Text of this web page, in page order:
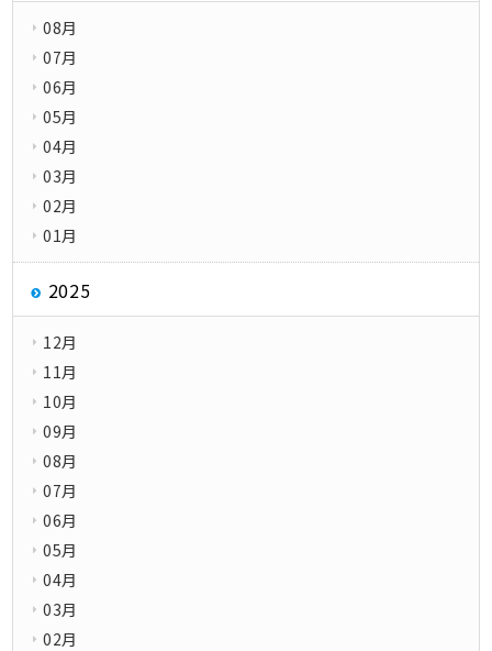
08月
07月
06月
05月
04月
03月
02月
01月
2025
12月
11月
10月
09月
08月
07月
06月
05月
04月
03月
02月